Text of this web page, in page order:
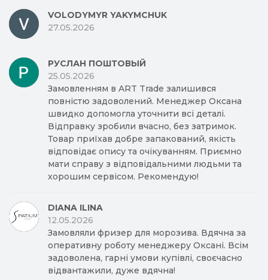
VOLODYMYR YAKYMCHUK
27.05.2026
РУСЛАН ПОШТОВЫЙ
25.05.2026
Замовленням в ART Trade залишився
повністю задоволений. Менеджер Оксана
швидко допомогла уточнити всі деталі.
Відправку зробили вчасно, без затримок.
Товар приїхав добре запакований, якість
відповідає опису та очікуванням. Приємно
мати справу з відповідальними людьми та
хорошим сервісом. Рекомендую!
DIANA ILINA
12.05.2026
Замовляли фризер для морозива. Вдячна за
оперативну роботу менеджеру Оксані. Всім
задоволена, гарні умови купівлі, своєчасно
відвантажили, дуже вдячна!